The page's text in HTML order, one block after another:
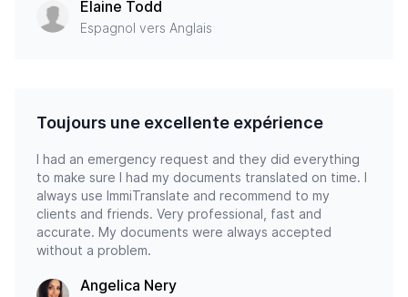
Elaine Todd
Espagnol vers Anglais
Toujours une excellente expérience
I had an emergency request and they did everything
to make sure I had my documents translated on time. I
always use ImmiTranslate and recommend to my
clients and friends. Very professional, fast and
accurate. My documents were always accepted
without a problem.
Angelica Nery